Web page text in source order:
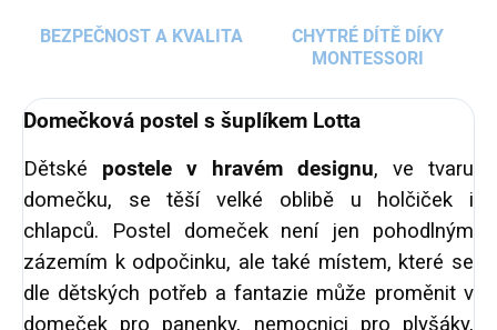
BEZPEČNOST A KVALITA
CHYTRÉ DÍTĚ DÍKY
MONTESSORI
Domečková postel s šuplíkem Lotta
Dětské postele v hravém designu, ve tvaru
domečku, se těší velké oblibě u holčiček i
chlapců. Postel domeček není jen pohodlným
zázemím k odpočinku, ale také místem, které se
dle dětských potřeb a fantazie může proměnit v
domeček pro panenky, nemocnici pro plyšáky,